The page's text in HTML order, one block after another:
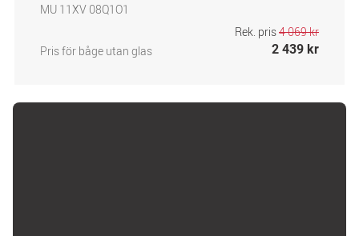
MU 11XV 08Q1O1
Pris för båge utan glas
Rek. pris4 069 kr
2 439 kr